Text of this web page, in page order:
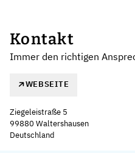
Kontakt
Immer den richtigen
WEBSEITE
Ziegeleistraße 5
99880 Waltershausen
Deutschland